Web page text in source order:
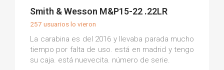
Smith & Wesson M&P15-22 .22LR
257 usuarios lo vieron
La carabina es del 2016 y llevaba parada mucho
tiempo por falta de uso. está en madrid y tengo
su caja. está nuevecita. número de serie.